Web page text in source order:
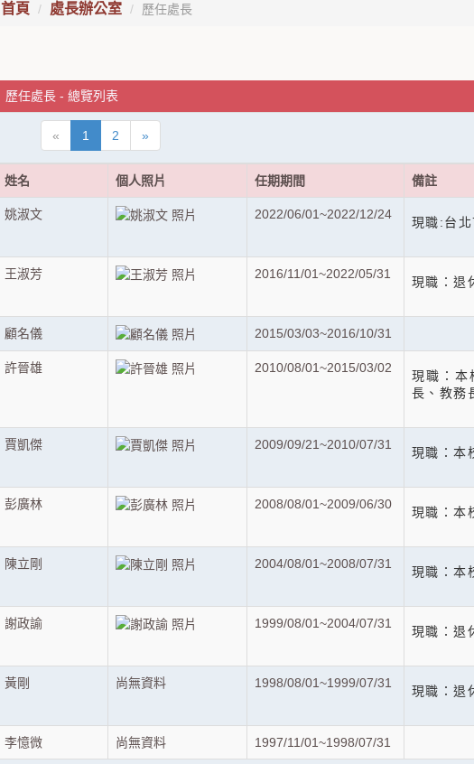
首頁 處長辦公室 歷任處長
歷任處長 - 總覽列表
« 1 2 »
姓名 個人照片 任期期間 備註
姚淑文 2022/06/01~2022/12/24
現職:台
王淑芳 2016/11/01~2022/05/31
現職：退
顧名儀 2015/03/03~2016/10/31
許晉雄 2010/08/01~2015/03/02
現職：本
長、
賈凱傑 2009/09/21~2010/07/31
現職：本
彭廣林 2008/08/01~2009/06/30
現職：本
陳立剛 2004/08/01~2008/07/31
現職：本
謝政諭 1999/08/01~2004/07/31
現職
黃剛 尚無資料 1998/08/01~1999/07/31
現職：退
李憶微 尚無資料 1997/11/01~1998/07/31